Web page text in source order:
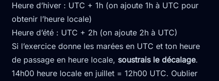
Heure d’hiver : UTC + 1h (on ajoute 1h à UTC pour
obtenir l’heure locale)
Heure d’été : UTC + 2h (on ajoute 2h à UTC)
Si l’exercice donne les marées en UTC et ton heure
de passage en heure locale, soustrais le décalage.
14h00 heure locale en juillet = 12h00 UTC. Oublier